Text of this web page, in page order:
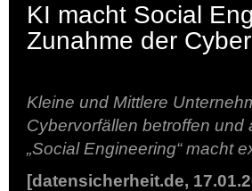
KI macht Social
Zunahme der
Kleine und Mittlere
Cybervorfällen betroffen
„Social Engineering“ macht
[datensicherheit.de,